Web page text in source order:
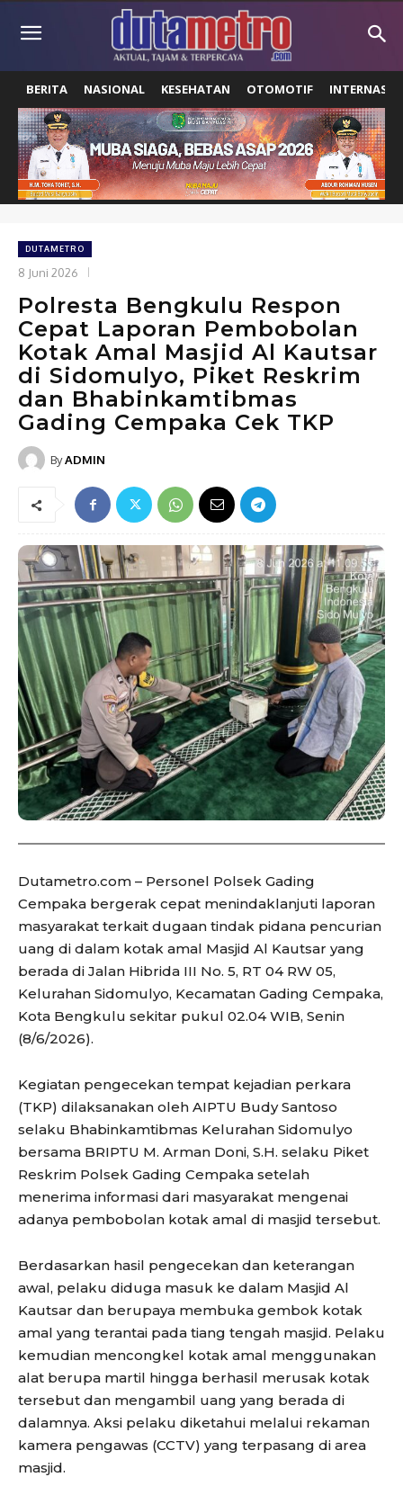
BERITA NASIONAL KESEHATAN OTOMOTIF
DUTAMETRO
8 Juni 2026
Polresta Bengkulu Respon
Cepat Laporan Pembobolan
Kotak Amal Masjid Al Kautsar
di Sidomulyo, Piket Reskrim
dan Bhabinkamtibmas
Gading Cempaka Cek TKP
ByADMIN
Dutametro.com – Personel Polsek Gading
Cempaka bergerak cepat menindaklanjuti laporan
masyarakat terkait dugaan tindak pidana pencurian
uang di dalam kotak amal Masjid Al Kautsar yang
berada di Jalan Hibrida III No. 5, RT 04 RW 05,
Kelurahan Sidomulyo, Kecamatan Gading Cempaka,
Kota Bengkulu sekitar pukul 02.04 WIB, Senin
(8/6/2026).
Kegiatan pengecekan tempat kejadian perkara
(TKP) dilaksanakan oleh AIPTU Budy Santoso
selaku Bhabinkamtibmas Kelurahan Sidomulyo
bersama BRIPTU M. Arman Doni, S.H. selaku Piket
Reskrim Polsek Gading Cempaka setelah
menerima informasi dari masyarakat mengenai
adanya pembobolan kotak amal di masjid tersebut.
Berdasarkan hasil pengecekan dan keterangan
awal, pelaku diduga masuk ke dalam Masjid Al
Kautsar dan berupaya membuka gembok kotak
amal yang terantai pada tiang tengah masjid. Pelaku
kemudian mencongkel kotak amal menggunakan
alat berupa martil hingga berhasil merusak kotak
tersebut dan mengambil uang yang berada di
dalamnya. Aksi pelaku diketahui melalui rekaman
kamera pengawas (CCTV) yang terpasang di area
masjid.